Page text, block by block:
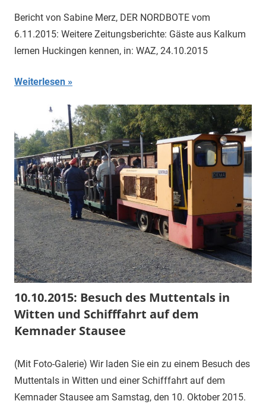
Bericht von Sabine Merz, DER NORDBOTE vom
6.11.2015: Weitere Zeitungsberichte: Gäste aus Kalkum
lernen Huckingen kennen, in: WAZ, 24.10.2015
Weiterlesen
10.10.2015: Besuch des Muttentals in
Witten und Schifffahrt auf dem
Kemnader Stausee
(Mit Foto-Galerie) Wir laden Sie ein zu einem Besuch des
Muttentals in Witten und einer Schifffahrt auf dem
Kemnader Stausee am Samstag, den 10. Oktober 2015.